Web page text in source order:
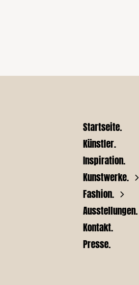
Startseite.
Künstler.
Inspiration.
Kunstwerke.
Fashion.
Ausstellungen.
Kontakt.
Presse.